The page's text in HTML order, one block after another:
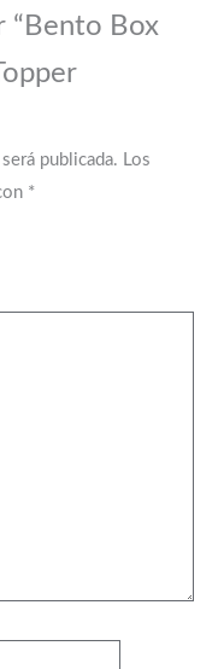
“Bento Box
publicada. Los
*